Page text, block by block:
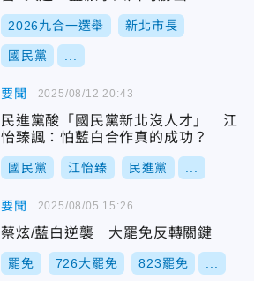
2026九合一選舉 新北市長
國民黨
要聞
民進黨酸「國民黨新北沒人才」 江
怡臻諷：怕藍白合作真的成功？
國民黨 江怡臻 民進黨
2025/08/12 20:43
要聞
蔡炫/藍白逆襲 大罷免反轉關鍵
罷免 726大罷免 823罷免
2025/08/05 15:26